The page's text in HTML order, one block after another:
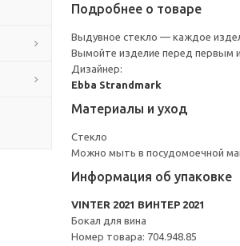
Подробнее о товаре
Выдувное стекло — каждое
Вымойте изделие перед первым
Дизайнер:
Ebba Strandmark
Материалы и уход
Стекло
Можно мыть в посудомоечной
Информация об упаковке
VINTER 2021 ВИНТЕР 2021
Бокал для вина
Номер товара: 704.948.85